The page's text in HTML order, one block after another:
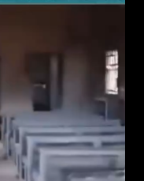
το υπ.αρ.πρωτ.
το από 10-07-2025
ΑΑΔΕ-Γενική Δ/νση
και της
Διευκρινίζεται ότι
υλικό που είχε
αρχείο του ΟΠΕΚΕΠ...